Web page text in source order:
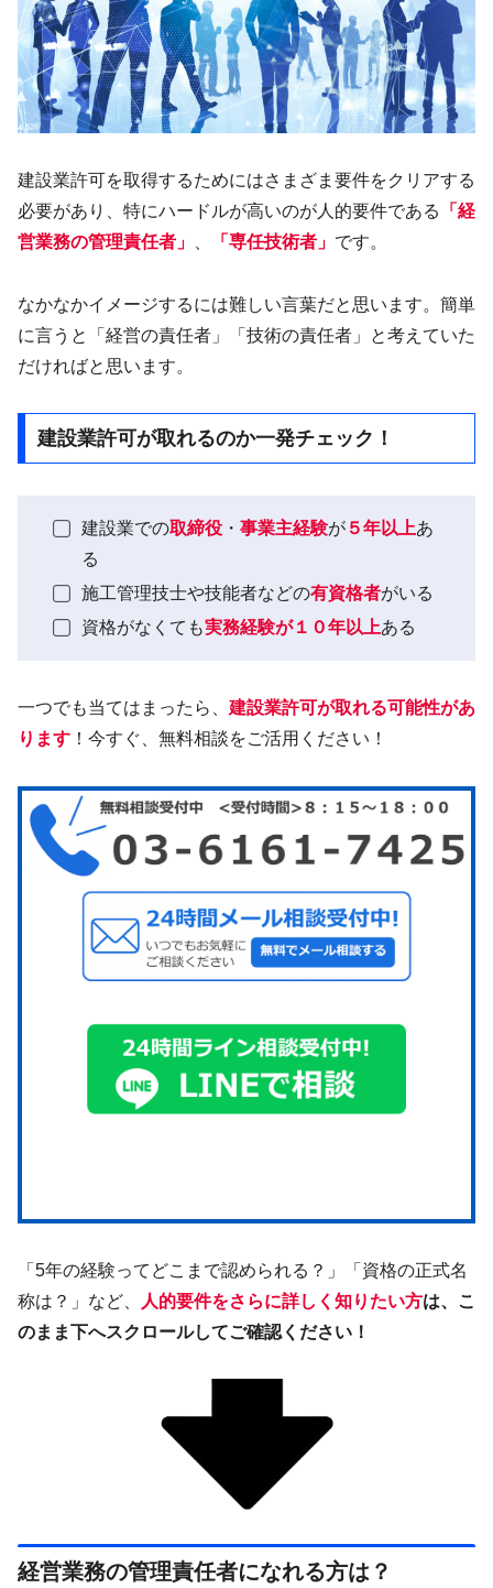
建設業許可を取得するためにはさまざま要件をクリアする
必要があり、特にハードルが高いのが人的要件である
「経
営業務の管理責任者」
「専任技術者」 です。
なかなかイメージするには難しい言葉だと思います。簡単
に言うと「経営の責任者」「技術の責任者」と考えていた
だければと思います。
建設業許可が取れるのか一発チェック！
建設業での取締役・ 事業主経験が５年以上あ
る
施工管理技士や技能者などの有資格者がいる
資格がなくても実務経験が１０年以上ある
一つでも当てはまったら、 建設業許可が取れる可能性があ
ります ！今すぐ、無料相談をご活用ください！
「5年の経験ってどこまで認められる？」「資格の正式名
称は？」など、
人的要件をさらに詳しく知りたい方は、こ
のまま下へスクロールしてご確認ください！
経営業務の管理責任者になれる方は？